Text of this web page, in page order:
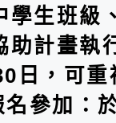
學生班級
助計畫執
日，可重
參加：